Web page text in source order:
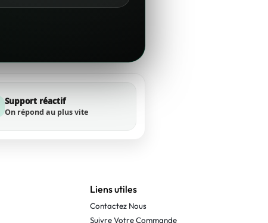
Support réactif
On répond au plus vite
Liens utiles
Contactez Nous
Suivre Votre Commande